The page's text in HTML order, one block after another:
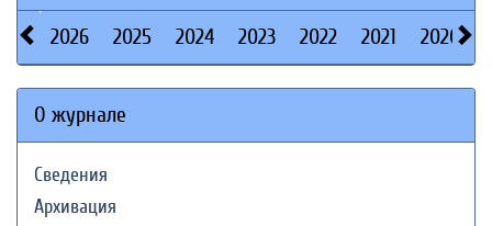
2026 2025 2024 2023 2022 2021 2020
О журнале
Сведения
Архивация